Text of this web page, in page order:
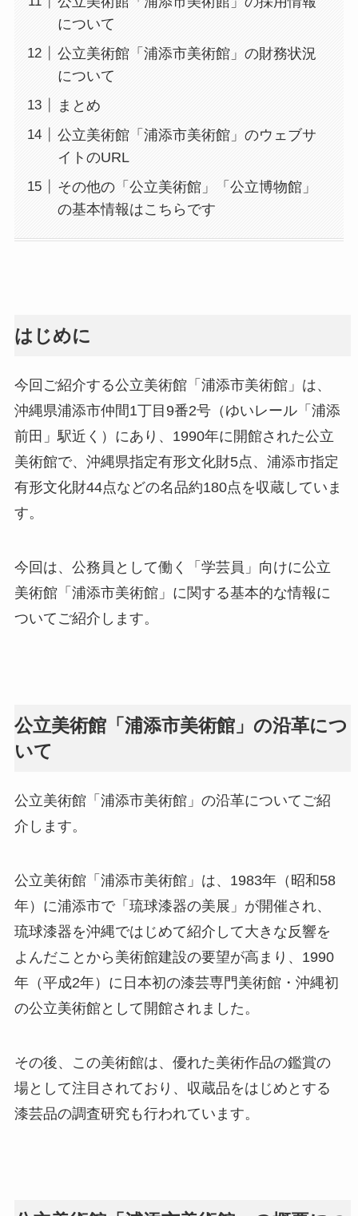
について
公立美術館「浦添市美術館」の財務状況
について
まとめ
公立美術館「浦添市美術館」のウェブサ
イトのURL
その他の「公立美術館」「公立博物館」
の基本情報はこちらです
はじめに
今回ご紹介する公立美術館「浦添市美術館」は、
沖縄県浦添市仲間1丁目9番2号（ゆいレール「浦添
前田」駅近く）にあり、1990年に開館された公立
美術館で、沖縄県指定有形文化財5点、浦添市指定
有形文化財44点などの名品約180点を収蔵していま
す。
今回は、公務員として働く「学芸員」向けに公立
美術館「浦添市美術館」に関する基本的な情報に
ついてご紹介します。
公立美術館「浦添市美術館」の沿革につ
いて
公立美術館「浦添市美術館」の沿革についてご紹
介します。
公立美術館「浦添市美術館」は、1983年（昭和58
年）に浦添市で「琉球漆器の美展」が開催され、
琉球漆器を沖縄ではじめて紹介して大きな反響を
よんだことから美術館建設の要望が高まり、1990
年（平成2年）に日本初の漆芸専門美術館・沖縄初
の公立美術館として開館されました。
その後、この美術館は、優れた美術作品の鑑賞の
場として注目されており、収蔵品をはじめとする
漆芸品の調査研究も行われています。